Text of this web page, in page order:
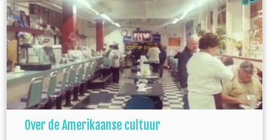
Over de Amerikaanse cultuur